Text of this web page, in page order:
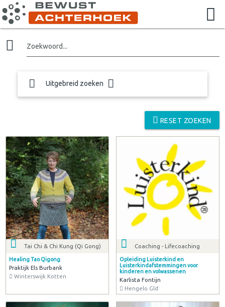
Zoekwoord...
Uitgebreid zoeken
RESET ZOEKEN
Tai Chi & Chi Kung (Qi Gong)
Healing Tao Qigong
Praktijk Els Burbank
Winterswijk Kotten
Coaching - Lifecoaching
Opleiding Luisterkind en
Luisterkindafstemmingen voor
kinderen en volwassenen
Karlista Fontijn
Hengelo Gld